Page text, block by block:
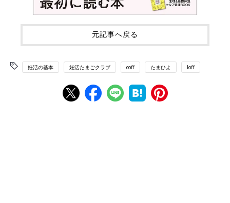
元記事へ戻る
妊活の基本 妊活たまごクラブ coff たまひよ loff